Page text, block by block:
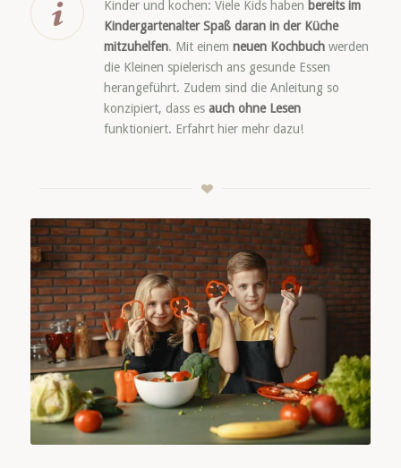
Kinder und kochen: Viele Kids haben bereits im
Kindergartenalter Spaß daran in der Küche
mitzuhelfen. Mit einem neuen Kochbuchwerden
die Kleinen spielerisch ans gesunde Essen
herangeführt. Zudem sind die Anleitung so
konzipiert, dass es auch ohne Lesen
funktioniert. Erfahrt hier mehr dazu!